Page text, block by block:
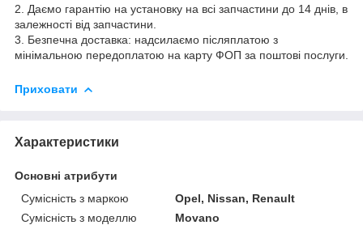
2. Даємо гарантію на установку на всі запчастини до 14 днів, в
залежності від запчастини.
3. Безпечна доставка: надсилаємо післяплатою з
мінімальною передоплатою на карту ФОП за поштові послуги.
Приховати
Характеристики
Основні атрибути
Сумісність з маркою
Opel, Nissan, Renault
Сумісність з моделлю
Movano